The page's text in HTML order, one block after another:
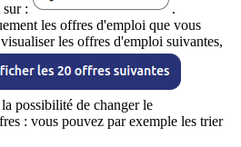
:
.
les offres d'emploi que vous
les offres d'emploi suivantes,
possibilité de changer le
: vous pouvez par exemple les trier